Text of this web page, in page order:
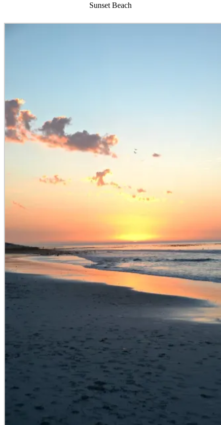
Sunset Beach